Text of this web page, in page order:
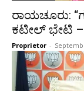
ರಾಯಚೂರು:
ಕಟೀಲ್ ಭೇಟಿ –
Proprietor -